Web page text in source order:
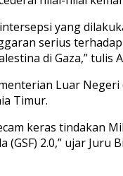
yang
serius
di Gaza,” tulis
Luar
Timur.
keras tindakan
(GSF) 2.0,” ujar